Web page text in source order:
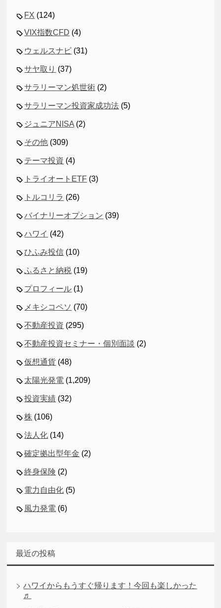
FX (124)
VIX指数CFD (4)
ウェルスナビ (31)
サヤ取り (37)
サラリーマン処世術 (2)
サラリーマン投資家成功法 (5)
ジュニアNISA (2)
その他 (309)
テーマ投資 (4)
トライオートETF (3)
トルコリラ (26)
バイナリーオプション (39)
ハワイ (42)
ひふみ投信 (10)
ふるさと納税 (19)
プロフィール (1)
メキシコペソ (70)
不動産投資 (295)
不動産投資セミナー・個別面談 (2)
仮想通貨 (48)
太陽光発電 (1,209)
投資実績 (32)
株 (106)
法人化 (14)
確定拠出型年金 (2)
終身保険 (2)
電力自由化 (5)
風力発電 (6)
最近の投稿
ハワイからもうすぐ帰ります！今回も楽しかった
♬